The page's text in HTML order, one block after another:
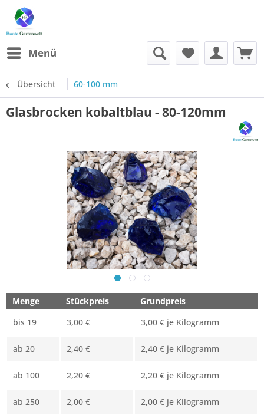
Menü
Übersicht 60-100 mm
Glasbrocken kobaltblau - 80-120mm
Menge Stückpreis
Grundpreis
bis 19 3,00 € 3,00 € je Kilogramm
ab 20 2,40 € 2,40 € je Kilogramm
ab 100 2,20 € 2,20 € je Kilogramm
ab 250 2,00 € 2,00 € je Kilogramm